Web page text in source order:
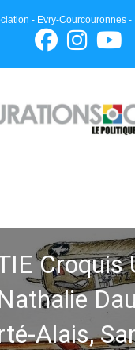
- Evry-Courcouronnes -
Croquis
Alais,